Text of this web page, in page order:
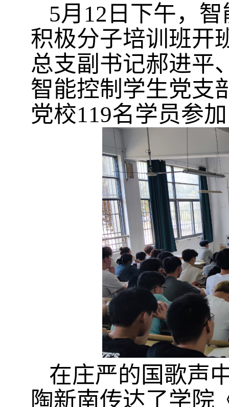
5月 12 日下午，
积极分子培训班开
总支副书记郝进平
智能控制学生党支
党校119名学员参
在庄严的国歌声
陶新南传达了学院